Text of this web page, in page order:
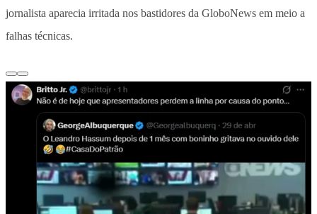
jornalista aparecia irritada nos bastidores da GloboNews em meio a
falhas técnicas.